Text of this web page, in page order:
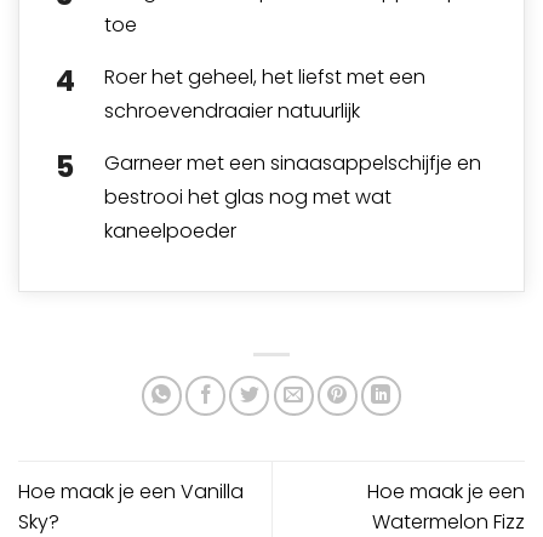
toe
Roer het geheel, het liefst met een
schroevendraaier natuurlijk
Garneer met een sinaasappelschijfje en
bestrooi het glas nog met wat
kaneelpoeder
Hoe maak je een Vanilla
Sky?
Hoe maak je een
Watermelon Fizz